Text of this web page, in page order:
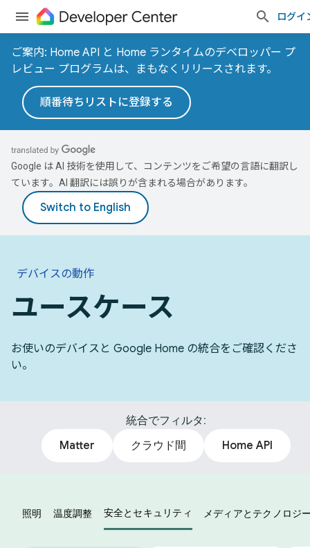
ログイ
ご案内: Home API と Home ランタイムのデベロッパー プ
レビュー プログラムは、まもなくリリースされます。
順番待ちリストに登録する
Google は AI 技術を使用して、コンテンツをご希望の言語に翻訳し
ています。AI 翻訳には誤りが含まれる場合があります。
デバイスの動作
ユースケース
お使いのデバイスと Google Home の統合をご確認くださ
い。